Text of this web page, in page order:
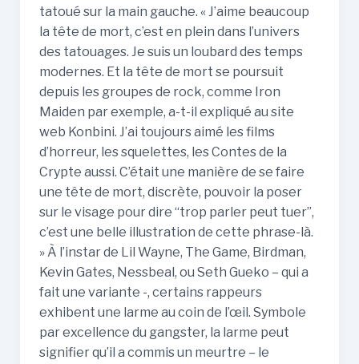
tatoué sur la main gauche. « J’aime beaucoup
la tête de mort, c’est en plein dans l’univers
des tatouages. Je suis un loubard des temps
modernes. Et la tête de mort se poursuit
depuis les groupes de rock, comme Iron
Maiden par exemple, a-t-il expliqué au site
web Konbini. J’ai toujours aimé les films
d’horreur, les squelettes, les Contes de la
Crypte aussi. C’était une manière de se faire
une tête de mort, discrète, pouvoir la poser
sur le visage pour dire “trop parler peut tuer”,
c’est une belle illustration de cette phrase-là.
» À l’instar de Lil Wayne, The Game, Birdman,
Kevin Gates, Nessbeal, ou Seth Gueko – qui a
fait une variante -, certains rappeurs
exhibent une larme au coin de l’œil. Symbole
par excellence du gangster, la larme peut
signifier qu’il a commis un meurtre – le